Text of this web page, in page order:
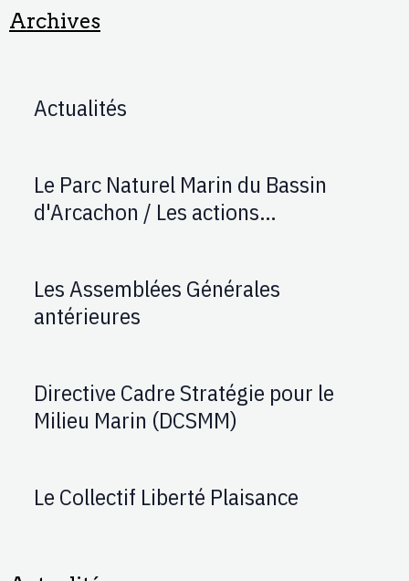
Archives
Actualités
Le Parc Naturel Marin du Bassin
d'Arcachon / Les actions
Les Assemblées Générales
antérieures
Directive Cadre Stratégie pour le
Milieu Marin (DCSMM)
Le Collectif Liberté Plaisance